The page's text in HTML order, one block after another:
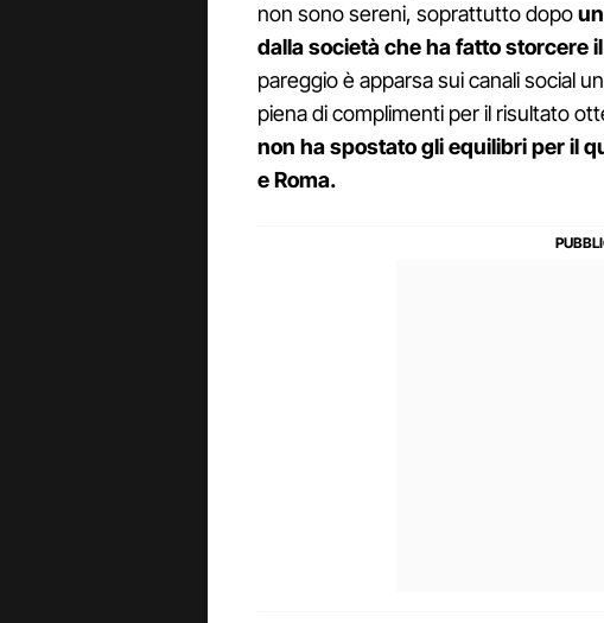
non sono sereni, soprattutto dopo
dalla società che ha fatto storcere
pareggio è apparsa sui canali social
piena di complimenti per il risultato
non ha spostato gli equilibri per il
e Roma.